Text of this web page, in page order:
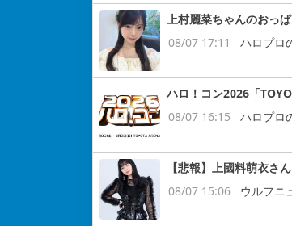
上村麗菜ちゃんのおっ
08/07 17:11
ハロプロ
ハロ！コン2026「
08/07 16:15
ハロプロ
【悲報】上國料萌衣さ
08/07 15:06
ウルフニ